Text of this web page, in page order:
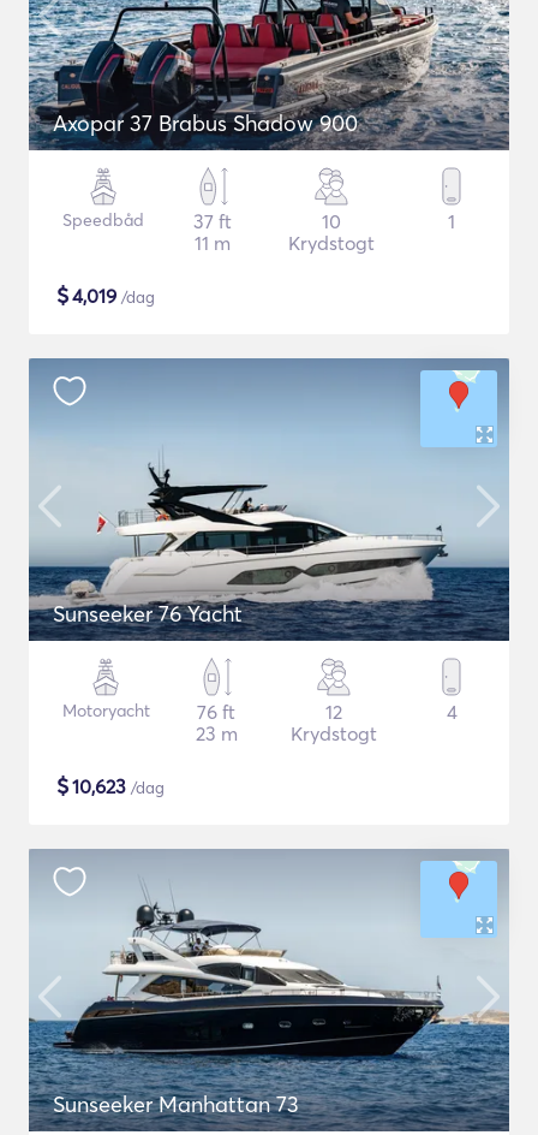
Axopar 37 Brabus Shadow 900
Speedbåd
37 ft
11 m
10
Krydstogt
1
$4,019 /dag
Sunseeker 76 Yacht
Motoryacht
76 ft
23 m
12
Krydstogt
4
$10,623 /dag
Sunseeker Manhattan 73